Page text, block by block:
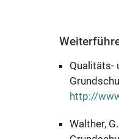
Qualitäts-
http://
Walther,